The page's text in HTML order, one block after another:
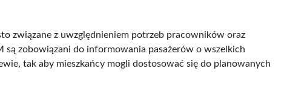
związane z uwzględnieniem potrzeb pracowników oraz
są zobowiązani do informowania pasażerów o wszelkich
tak aby mieszkańcy mogli dostosować się do planowanych